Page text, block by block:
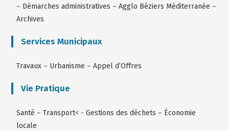
– Démarches administratives –Agglo Béziers Méditerranée –
Archives
Services Municipaux
Travaux – Urbanisme –Appel d’Offres
Vie Pratique
Santé –Transport< -Gestions des déchets – Économie
locale